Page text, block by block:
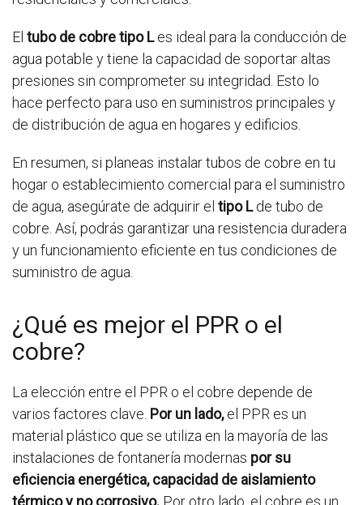
El tubo de cobre tipo Les ideal para la conducción de
agua potable y tiene la capacidad de soportar altas
presiones sin comprometer su integridad. Esto lo
hace perfecto para uso en suministros principales y
de distribución de agua en hogares y edificios.
En resumen, si planeas instalar tubos de cobre en tu
hogar o establecimiento comercial para el suministro
de agua, asegúrate de adquirir el tipo Lde tubo de
cobre. Así, podrás garantizar una resistencia duradera
y un funcionamiento eficiente en tus condiciones de
suministro de agua.
¿Qué es mejor el PPR o el
cobre?
La elección entre el PPR o el cobre depende de
varios factores clave. Por un lado,el PPR es un
material plástico que se utiliza en la mayoría de las
instalaciones de fontanería modernas por su
eficiencia energética, capacidad de aislamiento
térmico y no corrosivo. Por otro lado, el cobre es un